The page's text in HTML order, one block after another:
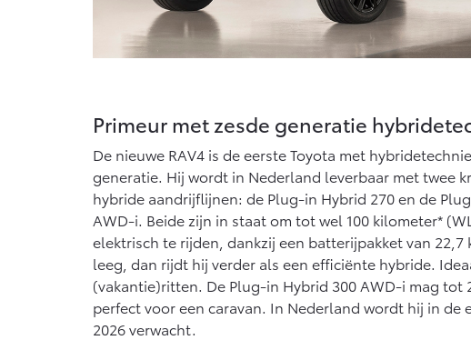
Primeur met zesde generatie
De nieuwe RAV4 is de eerste Toyota met
generatie. Hij wordt in Nederland leverbaar met twee
hybride aandrijflijnen: de Plug-in Hybrid 270 en de
AWD-i. Beide zijn in staat om tot wel 100 kilometer*
elektrisch te rijden, dankzij een batterijpakket van 22,7
leeg, dan rijdt hij verder als een efficiënte hybride.
(vakantie)ritten. De Plug-in Hybrid 300 AWD-i mag tot
perfect voor een caravan. In Nederland wordt hij in de
2026 verwacht.